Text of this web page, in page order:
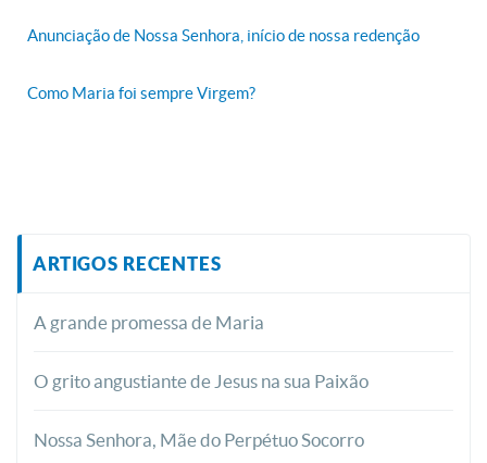
Anunciação de Nossa Senhora, início de nossa redenção
Como Maria foi sempre Virgem?
ARTIGOS RECENTES
A grande promessa de Maria
O grito angustiante de Jesus na sua Paixão
Nossa Senhora, Mãe do Perpétuo Socorro